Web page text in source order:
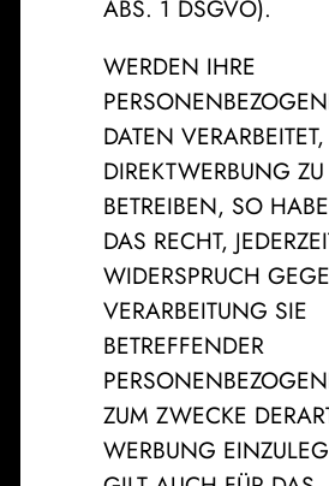
ABS. 1 DSGVO).
WERDEN IHRE
DATEN
DIREKTWERBUNG ZU
BETREIBEN, SO
DAS RECHT,
WIDERSPRUCH
VERARBEITUNG SIE
BETREFFENDER
ZUM ZWECKE
WERBUNG